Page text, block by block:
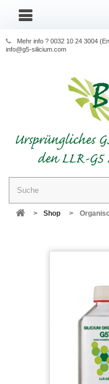
Mehr info ? 0032 10 24 3004
info@g5-silicium.com
Ursprüngliches
den LLR-
> Shop >